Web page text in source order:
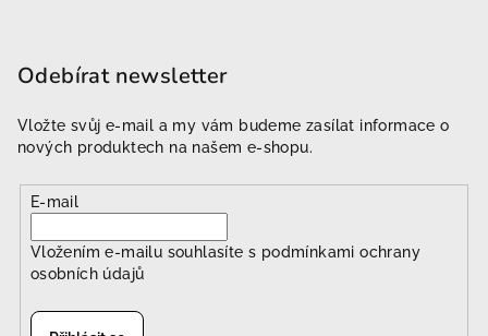
Odebírat newsletter
Vložte svůj e-mail a my vám budeme zasílat informace o
nových produktech na našem e-shopu.
E-mail
Vložením e-mailu souhlasíte s podmínkami ochrany
osobních údajů